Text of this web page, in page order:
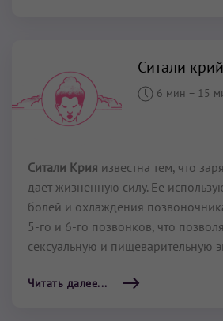
Ситали
6 мин – 15
Ситали Крия известна тем, что
дает жизненную силу. Ее
болей и охлаждения
5-го и 6-го позвонков, что
сексуальную и пищеварительную
Читать далее...